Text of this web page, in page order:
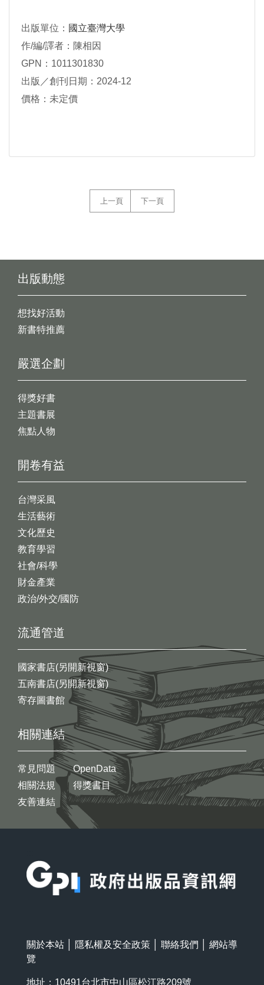
出版單位： 國立臺灣大學
作/編/譯者：陳相因
GPN：1011301830
出版／創刊日期：2024-12
價格：未定價
上一頁 下一頁
出版動態
想找好活動
新書特推薦
開卷有益
台灣采風
生活藝術
文化歷史
教育學習
社會/科學
財金產業
政治/外交/國防
嚴選企劃
得獎好書
主題書展
焦點人物
流通管道
國家書店(另開新視窗)
五南書店(另開新視窗)
寄存圖書館
相關連結
常見問題
相關法規
友善連結
OpenData
得獎書目
關於本站 隱私權及安全政策 聯絡我們
網站導
覽
地址：10491台北市中山區松江路209號